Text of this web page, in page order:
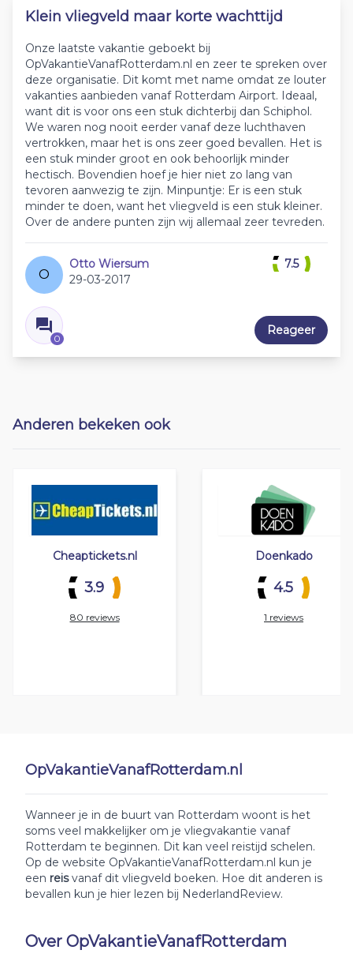
OpVakantieVanafRotterdam.nl
Wanneer je in de buurt van Rotterdam woont is het
soms veel makkelijker om je vliegvakantie vanaf
Rotterdam te beginnen. Dit kan veel reistijd schelen.
Op de website OpVakantieVanafRotterdam.nl kun je
een reisvanaf dit vliegveld boeken. Hoe dit anderen is
bevallen kun je hier lezen bij NederlandReview.
Over OpVakantieVanafRotterdam
Klein vliegveld maar korte wachttijd
Onze laatste vakantie geboekt bij
OpVakantieVanafRotterdam.nl en zeer te spreken over
deze organisatie. Dit komt met name omdat ze louter
vakanties aanbieden vanaf Rotterdam Airport. Ideaal,
want dit is voor ons een stuk dichterbij dan Schiphol.
We waren nog nooit eerder vanaf deze luchthaven
vertrokken, maar het is ons zeer goed bevallen. Het is
een stuk minder groot en ook behoorlijk minder
hectisch. Bovendien hoef je hier niet zo lang van
tevoren aanwezig te zijn. Minpuntje: Er is een stuk
minder te doen, want het vliegveld is een stuk kleiner.
Over de andere punten zijn wij allemaal zeer tevreden.
O
Otto Wiersum
29-03-2017
0
7.5
Reageer
Anderen bekeken ook
Cheaptickets.nl
3.9
80 reviews
Doenkado
4.5
1 reviews